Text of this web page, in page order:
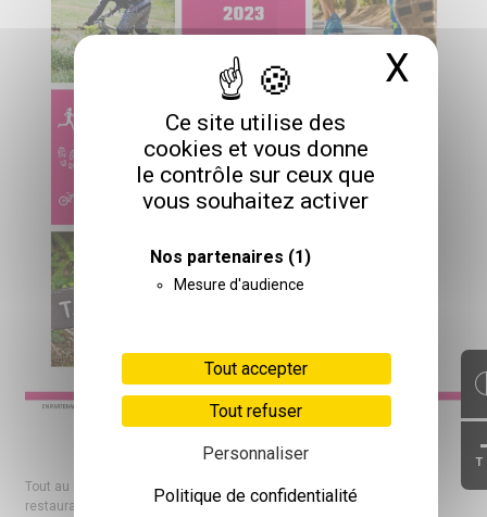
Ce site utilise des
cookies et vous donne
le contrôle sur ceux que
vous souhaitez activer
Nos partenaires (1)
Mesure d'audience
Tout accepter
Tout refuser
Personnaliser
Politique de confidentialité
X
T
Tout au long de la journée, vous pourrez profitez d’une petite
restauration sur place et d’animation pour les enfants (babyfoot,